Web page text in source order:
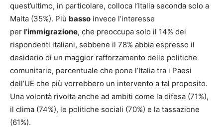
quest’ultimo, in particolare, colloca l’Italia seconda solo a
Malta (35%). Più basso invece l’interesse
per l’immigrazione, che preoccupa solo il 14% dei
rispondenti italiani, sebbene il 78% abbia espresso il
desiderio di un maggior rafforzamento delle politiche
comunitarie, percentuale che pone l’Italia tra i Paesi
dell’UE che più vorrebbero un intervento a tal proposito.
Una volontà rivolta anche ad ambiti come la difesa (71%),
il clima (74%), le politiche sociali (70%) e la tassazione
(61%).